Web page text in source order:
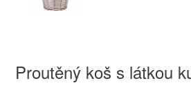
Proutěný koš s látkou